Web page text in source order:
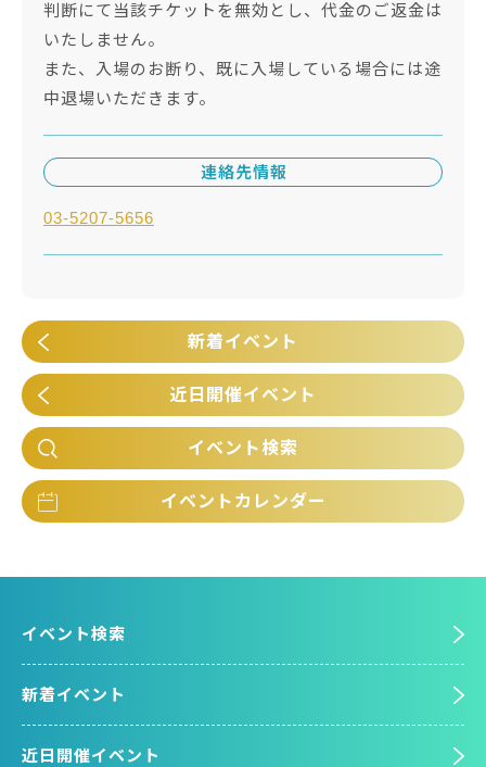
判断にて当該チケットを無効とし、代金のご返金は
いたしません。
また、入場のお断り、既に入場している場合には途
中退場いただきます。
連絡先情報
03-5207-5656
新着イベント
近日開催イベント
イベント検索
イベントカレンダー
イベント検索
新着イベント
近日開催イベント